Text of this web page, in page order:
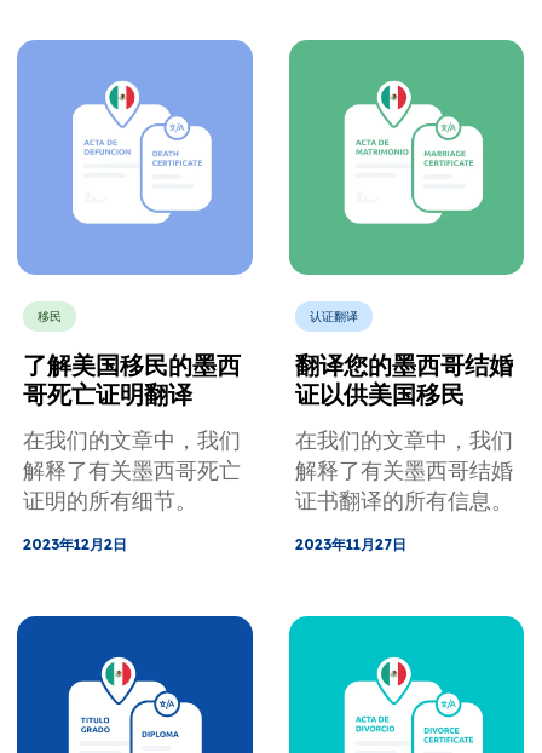
移民
了解美国移民的墨西
哥死亡证明翻译
在我们的文章中，我们
解释了有关墨西哥死亡
证明的所有细节。
2023年12月2日
认证翻译
翻译您的墨西哥结婚
证以供美国移民
在我们的文章中，我们
解释了有关墨西哥结婚
证书翻译的所有信息。
2023年11月27日